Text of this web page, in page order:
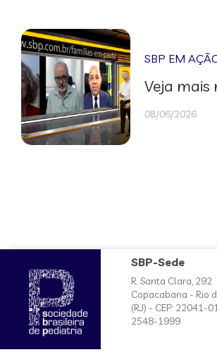
SBP EM
Veja mais
08/06/2026
SBP-Sede
R. Santa Clara, 292
Copacabana - Rio
(RJ) - CEP: 22041-
2548-1999